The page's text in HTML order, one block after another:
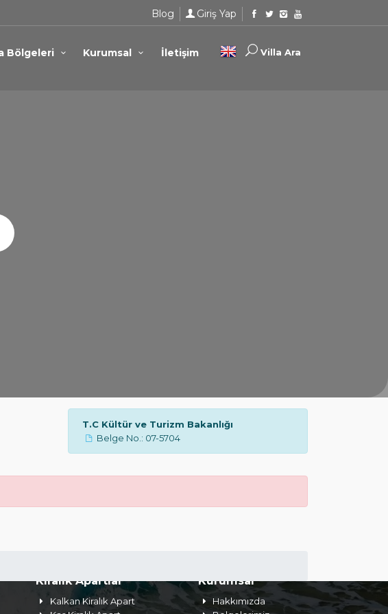
Blog Giriş Yap
Bölgeleri Kurumsal İletişim Villa Ara
T.C Kültür ve Turizm Bakanlığı
Belge No.: 07-5704
Kiralık Apartlar
Kalkan Kiralık Apart
Kurumsal
Hakkımızda